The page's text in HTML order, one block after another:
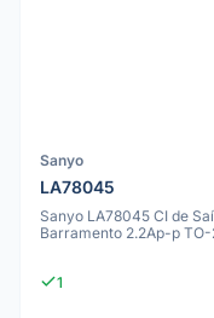
Sanyo
LA78045
Sanyo LA78045 CI de
Barramento 2.2Ap-p
1